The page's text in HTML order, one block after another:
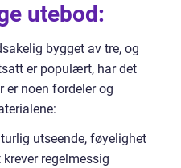
utebod:
bygget av tre, og
er populært, har det
er noen fordeler og
utseende, føyelighet
regelmessig